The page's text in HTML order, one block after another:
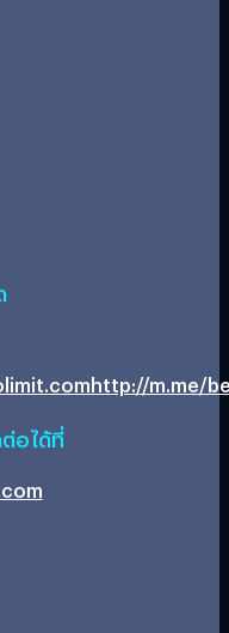
http://m.me/
อได้ที่